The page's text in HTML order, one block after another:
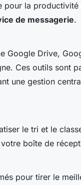
pour la productivité
de messagerie.
Google Drive,
Ces outils sont
une gestion
le tri et le
boîte de
pour tirer le